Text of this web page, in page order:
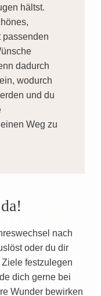
hältst.
passenden
dadurch
wodurch
und du
Weg zu
nach
oder du dir
festzulegen
dich gerne bei
Wunder bewirken